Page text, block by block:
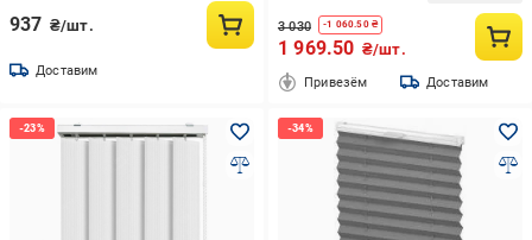
937 ₴/шт.
Доставим
3 030 -1 060.50₴
1 969.50 ₴/шт.
Привезём Доставим